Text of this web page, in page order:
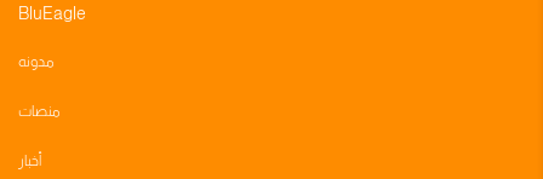
BluEagle
مدونه
منصات
أخبار